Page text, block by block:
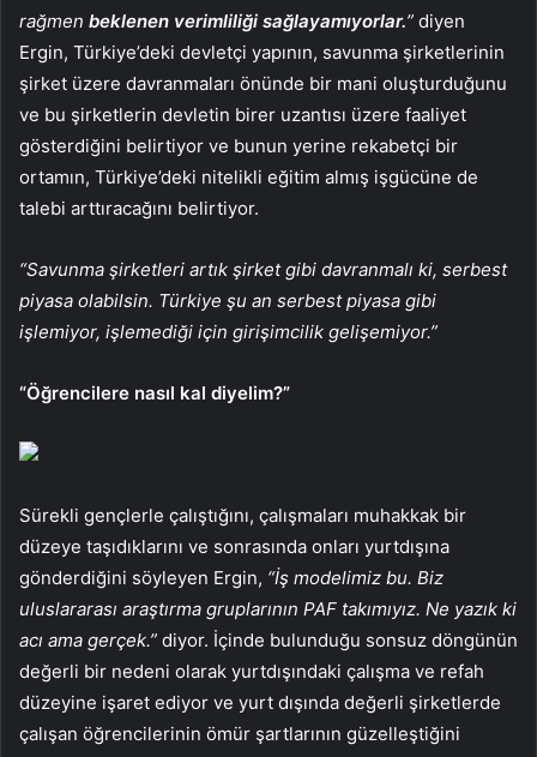
rağmen beklenen verimliliği sağlayamıyorlar.” diyen
Ergin, Türkiye’deki devletçi yapının, savunma şirketlerinin
şirket üzere davranmaları önünde bir mani oluşturduğunu
ve bu şirketlerin devletin birer uzantısı üzere faaliyet
gösterdiğini belirtiyor ve bunun yerine rekabetçi bir
ortamın, Türkiye’deki nitelikli eğitim almış işgücüne de
talebi arttıracağını belirtiyor.
“Savunma şirketleri artık şirket gibi davranmalı ki, serbest
piyasa olabilsin. Türkiye şu an serbest piyasa gibi
işlemiyor, işlemediği için girişimcilik gelişemiyor.”
“Öğrencilere nasıl kal diyelim?”
Sürekli gençlerle çalıştığını, çalışmaları muhakkak bir
düzeye taşıdıklarını ve sonrasında onları yurtdışına
gönderdiğini söyleyen Ergin, “İş modelimiz bu. Biz
uluslararası araştırma gruplarının PAF takımıyız. Ne yazık ki
acı ama gerçek.” diyor. İçinde bulunduğu sonsuz döngünün
değerli bir nedeni olarak yurtdışındaki çalışma ve refah
düzeyine işaret ediyor ve yurt dışında değerli şirketlerde
çalışan öğrencilerinin ömür şartlarının güzelleştiğini